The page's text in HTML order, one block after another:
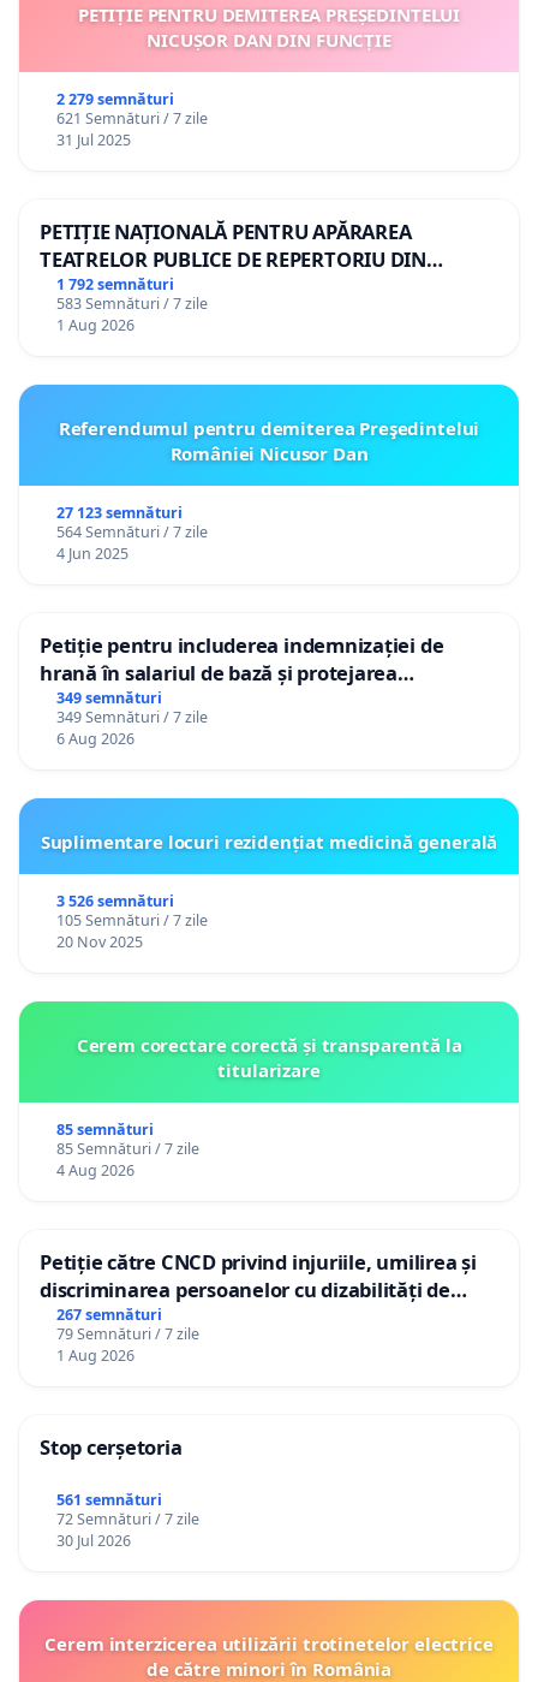
PETIȚIE PENTRU DEMITEREA PREȘEDINTELUI
NICUȘOR DAN DIN FUNCȚIE
2 279 semnături
621 Semnături / 7 zile
31 Jul 2025
PETIȚIE NAȚIONALĂ PENTRU APĂRAREA
TEATRELOR PUBLICE DE REPERTORIU DIN
ROMÂNIA
1 792 semnături
583 Semnături / 7 zile
1 Aug 2026
Referendumul pentru demiterea Preşedintelui
României Nicusor Dan
27 123 semnături
564 Semnături / 7 zile
4 Jun 2025
Petiție pentru includerea indemnizației de
hrană în salariul de bază și protejarea
gradațiilor de vechime pentru asistenții
personali
349 semnături
349 Semnături / 7 zile
6 Aug 2026
Suplimentare locuri rezidențiat medicină generală
3 526 semnături
105 Semnături / 7 zile
20 Nov 2025
Cerem corectare corectă și transparentă la
titularizare
85 semnături
85 Semnături / 7 zile
4 Aug 2026
Petiție către CNCD privind injuriile, umilirea și
discriminarea persoanelor cu dizabilități de
către utilizatorul TikTok „Gorici”
267 semnături
79 Semnături / 7 zile
1 Aug 2026
Stop cerșetoria
561 semnături
72 Semnături / 7 zile
30 Jul 2026
Cerem interzicerea utilizării trotinetelor electrice
de către minori în România